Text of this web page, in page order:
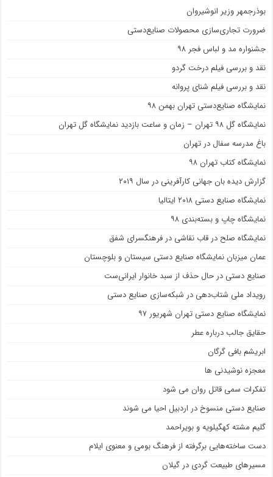
بوذرجمهر وزیر انوشیروان
ضرورت تجاری‌سازی محصولات صنایع‌دستی
جشنواره مد و لباس فجر ۹۸
نقد و بررسی فیلم درخت گردو
نقد و بررسی فیلم شنای پروانه
نمایشگاه صنایع‌دستی تهران بهمن ۹۸
نمایشگاه گل ۹۸ تهران – زمان و ساعت بازدید نمایشگاه گل تهران
باغ مدرسه سفال در تهران
نمایشگاه کتاب تهران ۹۸
گزارش دیده بان جهانی کارآفرینی در سال ۲۰۱۹
نمایشگاه صنایع دستی ۲۰۱۸ ایتالیا
نمایشگاه چاپ و بسته‌بندی ۹۸
نمایشگاه صلح در قاب نقاشی در فرهنگسرای شفق
عمان میزبان نمایشگاه صنایع دستی سیستان و بلوچستان
صنایع دستی در حال حذف از سبد خانوار ایرانی‌ست
رویداد ملی شتاب‌دهی در شبکه‌سازی صنایع دستی
نمایشگاه صنایع دستی تهران شهریور ۹۷
حقایق جالب درباره عطر
ابریشم بافی گرگان
معجزه نوشیدنی ها
تفکرات سمی قاتل روان می شود
صنایع دستی منسوخ در اردبیل احیا می شوند
گلیم مشته کهگیلویه و بویراحمد
دست ساخته‌هایی برگرفته از فرهنگ بومی و معنوی ایلام
مسیرهای طبیعت گردی در گیلان